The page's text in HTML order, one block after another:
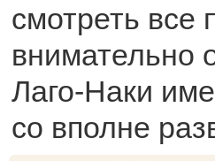
смотреть все
внимательно
Лаго-Наки
со вполне